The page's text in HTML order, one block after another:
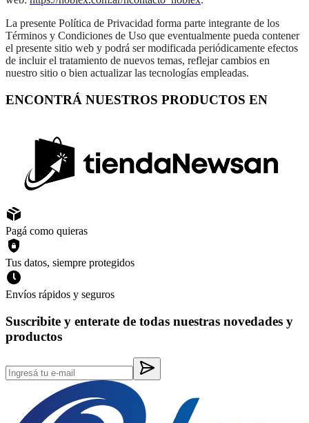
La presente Política de Privacidad forma parte integrante de los
Términos y Condiciones de Uso que eventualmente pueda contener
el presente sitio web y podrá ser modificada periódicamente efectos
de incluir el tratamiento de nuevos temas, reflejar cambios en
nuestro sitio o bien actualizar las tecnologías empleadas.
ENCONTRÁ NUESTROS PRODUCTOS EN
Pagá como quieras
Tus datos, siempre protegidos
Envíos rápidos y seguros
Suscribite y enterate de todas nuestras novedades y
productos